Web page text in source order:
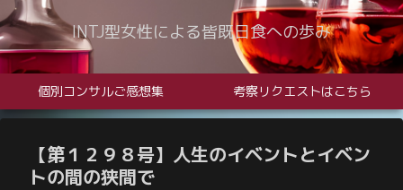
INTJ型女性による皆既日食への歩み
個別コンサルご感想集 考察リクエストはこちら
【第１２９８号】人生のイベントとイベン
トの間の狭間で